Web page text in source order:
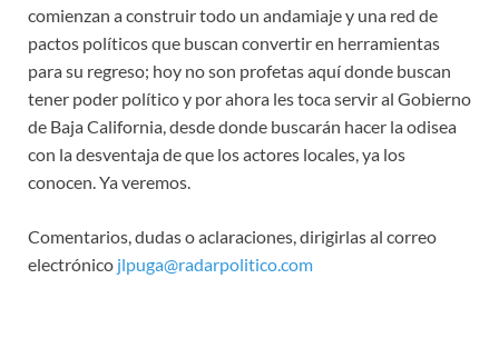
comienzan a construir todo un andamiaje y una red de
pactos políticos que buscan convertir en herramientas
para su regreso; hoy no son profetas aquí donde buscan
tener poder político y por ahora les toca servir al Gobierno
de Baja California, desde donde buscarán hacer la odisea
con la desventaja de que los actores locales, ya los
conocen. Ya veremos.
Comentarios, dudas o aclaraciones, dirigirlas al correo
electrónico jlpuga@radarpolitico.com